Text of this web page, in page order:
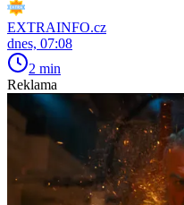
EXTRAINFO.cz
dnes, 07:08
2 min
Reklama